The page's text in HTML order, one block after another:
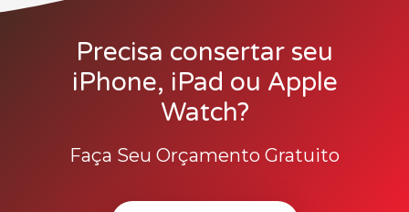
Precisa consertar seu
iPhone, iPad ou Apple
Watch?
Faça Seu Orçamento Gratuito